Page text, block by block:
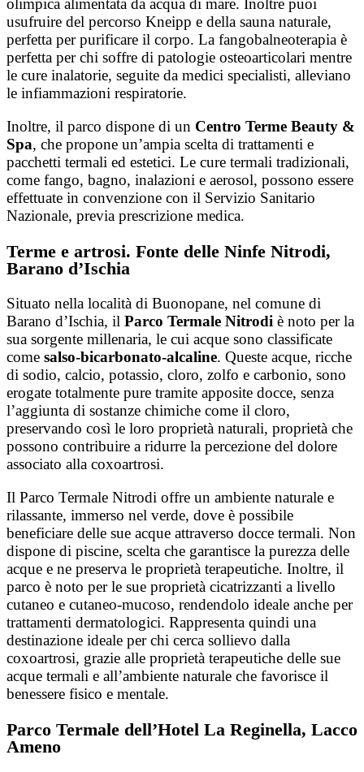
usufruire del percorso Kneipp e della sauna naturale,
perfetta per purificare il corpo. La fangobalneoterapia è
perfetta per chi soffre di patologie osteoarticolari mentre
le cure inalatorie, seguite da medici specialisti, alleviano
le infiammazioni respiratorie.
Inoltre, il parco dispone di un Centro Terme Beauty &
Spa, che propone un’ampia scelta di trattamenti e
pacchetti termali ed estetici. Le cure termali tradizionali,
come fango, bagno, inalazioni e aerosol, possono essere
effettuate in convenzione con il Servizio Sanitario
Nazionale, previa prescrizione medica.
Terme e artrosi. Fonte delle Ninfe Nitrodi,
Barano d’Ischia
Situato nella località di Buonopane, nel comune di
Barano d’Ischia, il Parco Termale Nitrodi è noto per la
sua sorgente millenaria, le cui acque sono classificate
come salso-bicarbonato-alcaline. Queste acque, ricche
di sodio, calcio, potassio, cloro, zolfo e carbonio, sono
erogate totalmente pure tramite apposite docce, senza
l’aggiunta di sostanze chimiche come il cloro,
preservando così le loro proprietà naturali, proprietà che
possono contribuire a ridurre la percezione del dolore
associato alla coxoartrosi.
Il Parco Termale Nitrodi offre un ambiente naturale e
rilassante, immerso nel verde, dove è possibile
beneficiare delle sue acque attraverso docce termali. Non
dispone di piscine, scelta che garantisce la purezza delle
acque e ne preserva le proprietà terapeutiche. Inoltre, il
parco è noto per le sue proprietà cicatrizzanti a livello
cutaneo e cutaneo-mucoso, rendendolo ideale anche per
trattamenti dermatologici. Rappresenta quindi una
destinazione ideale per chi cerca sollievo dalla
coxoartrosi, grazie alle proprietà terapeutiche delle sue
acque termali e all’ambiente naturale che favorisce il
benessere fisico e mentale.
Parco Termale dell’Hotel La Reginella, Lacco
Ameno